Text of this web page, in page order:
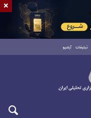
تبلیغات آرشیو
×